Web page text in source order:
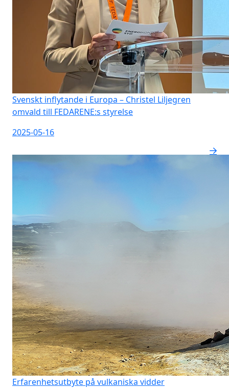
Svenskt inflytande i Europa – Christel Liljegren
omvald till FEDARENE:s styrelse
2025-05-16
Erfarenhetsutbyte på vulkaniska vidder